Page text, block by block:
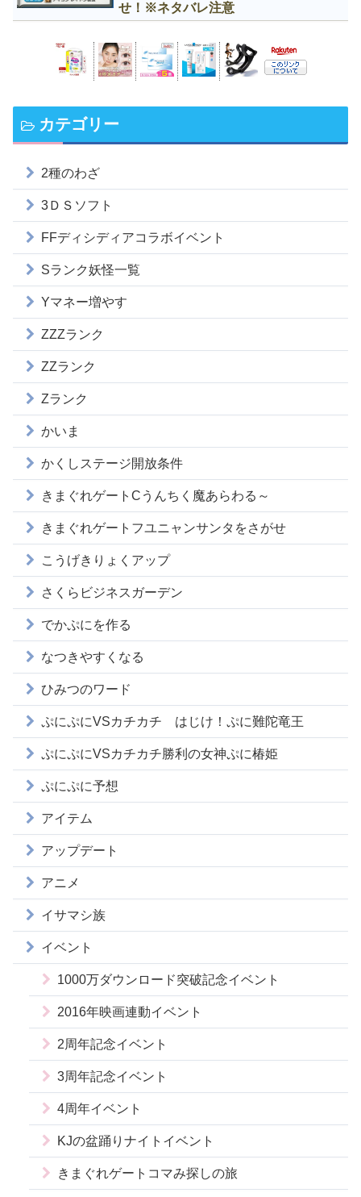
せ！※ネタバレ注意
カテゴリー
2種のわざ
3ＤＳソフト
FFディシディアコラボイベント
Sランク妖怪一覧
Yマネー増やす
ZZZランク
ZZランク
Zランク
かいま
かくしステージ開放条件
きまぐれゲートCうんちく魔あらわる～
きまぐれゲートフユニャンサンタをさがせ
こうげきりょくアップ
さくらビジネスガーデン
でかぷにを作る
なつきやすくなる
ひみつのワード
ぷにぷにVSカチカチ はじけ！ぷに難陀竜王
ぷにぷにVSカチカチ勝利の女神ぷに椿姫
ぷにぷに予想
アイテム
アップデート
アニメ
イサマシ族
イベント
1000万ダウンロード突破記念イベント
2016年映画連動イベント
2周年記念イベント
3周年記念イベント
4周年イベント
KJの盆踊りナイトイベント
きまぐれゲートコマみ探しの旅